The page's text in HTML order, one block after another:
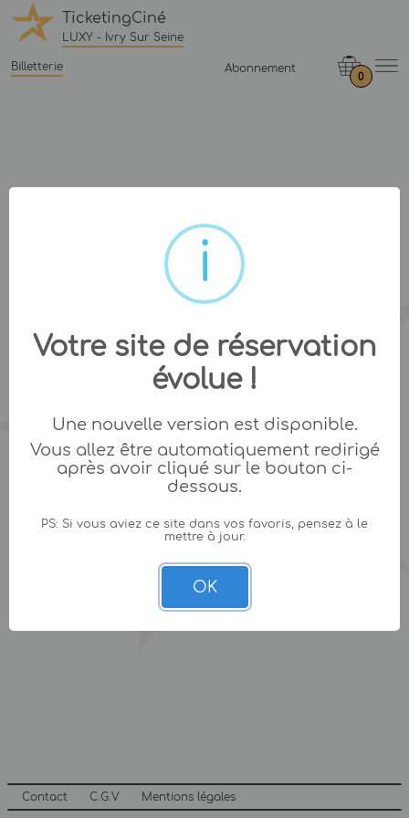
TicketingCiné
LUXY - Ivry Sur Seine
Billetterie Abonnement
0
Contact C.G.V Mentions légales
Votre site de réservation
évolue !
Une nouvelle version est disponible.
Vous allez être automatiquement redirigé
après avoir cliqué sur le bouton ci-
dessous.
PS: Si vous aviez ce site dans vos favoris, pensez à le
mettre à jour.
OK